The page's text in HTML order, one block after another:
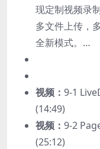
现定制视频录
多文件上传，
全新模式。…
视频： 9-1
(14:49)
视频： 9-2
(25:12)